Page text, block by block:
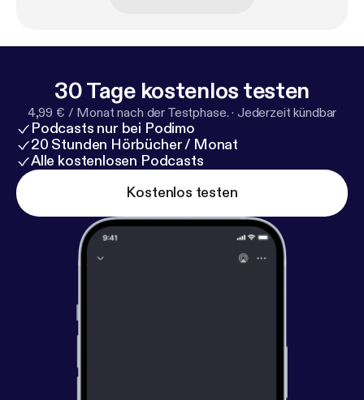
30 Tage kostenlos testen
4,99 € / Monat nach der Testphase. · Jederzeit kündbar
Podcasts nur bei Podimo
20 Stunden Hörbücher / Monat
Alle kostenlosen Podcasts
Kostenlos testen